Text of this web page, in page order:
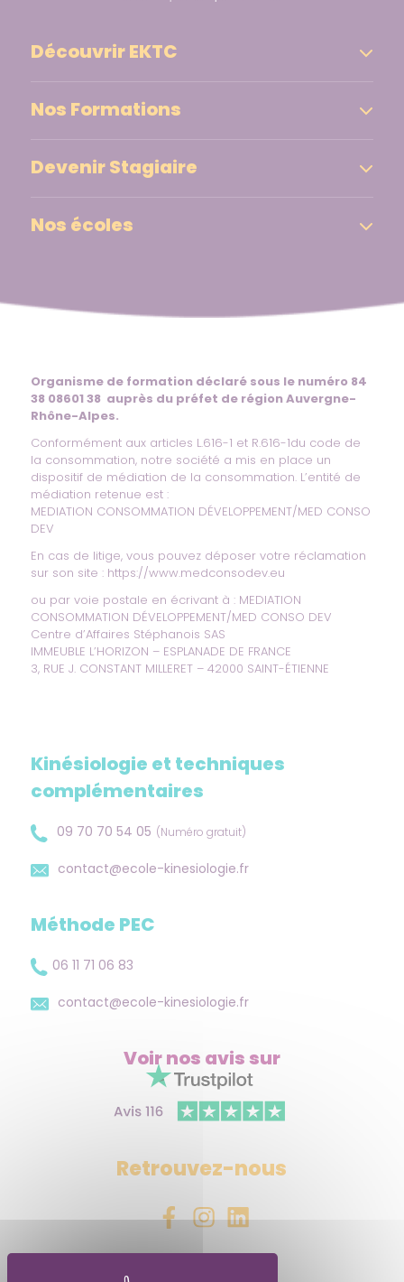
Découvrir EKTC
Nos Formations
Devenir Stagiaire
Nos écoles
Organisme de formation déclaré sous le numéro 84
38 08601 38 auprès du préfet de région Auvergne-
Rhône-Alpes.
Conformément aux articles L.616-1 et R.616-1du code de
la consommation, notre société a mis en place un
dispositif de médiation de la consommation. L’entité de
médiation retenue est :
MEDIATION CONSOMMATION DÉVELOPPEMENT/MED CONSO
DEV
En cas de litige, vous pouvez déposer votre réclamation
sur son site : https://www.medconsodev.eu
ou par voie postale en écrivant à : MEDIATION
CONSOMMATION DÉVELOPPEMENT/MED CONSO DEV
Centre d’Affaires Stéphanois SAS
IMMEUBLE L’HORIZON – ESPLANADE DE FRANCE
3, RUE J. CONSTANT MILLERET – 42000 SAINT-ÉTIENNE
Kinésiologie et techniques
complémentaires
09 70 70 54 05 (Numéro gratuit)
contact@ecole-kinesiologie.fr
Méthode PEC
06 11 71 06 83
contact@ecole-kinesiologie.fr
Voir nos avissur
Retrouvez-nous